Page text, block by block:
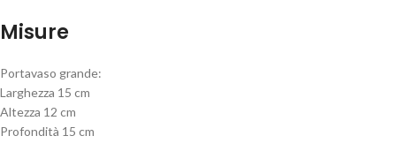
Misure
Portavaso grande:
Larghezza 15 cm
Altezza 12 cm
Profondità 15 cm